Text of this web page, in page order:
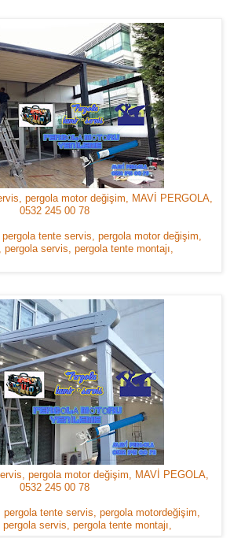
pergola motor değişim, MAVİ PERGOLA,
0532 245 00 78
tente servis, pergola motor değişim,
pergola servis, pergola tente montajı,
pergola motor değişim, MAVİ PEGOLA,
0532 245 00 78
pergola tente servis, pergola motordeğişim,
pergola servis, pergola tente montajı,